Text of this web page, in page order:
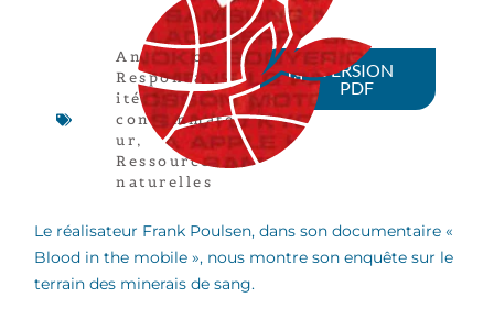
Animation
Responsabil
ité du
consommate
ur,
Ressources
naturelles
VERSION
PDF
Le réalisateur Frank Poulsen, dans son documentaire «
Blood in the mobile », nous montre son enquête sur le
terrain des minerais de sang.